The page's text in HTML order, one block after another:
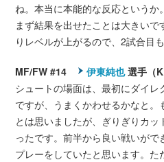
ね。本当に本能的な反応という
まず結果を出せたことは大きい
りレベルが上がるので、2試合目
MF/FW #14 伊東純也選手（
シュートの場面は、最初にダイ
ですが、うまくかわせるかなと。
とは思いましたが、ぎりぎりカ
ったです。前半から良い戦いが
プレーをしていたと思います。